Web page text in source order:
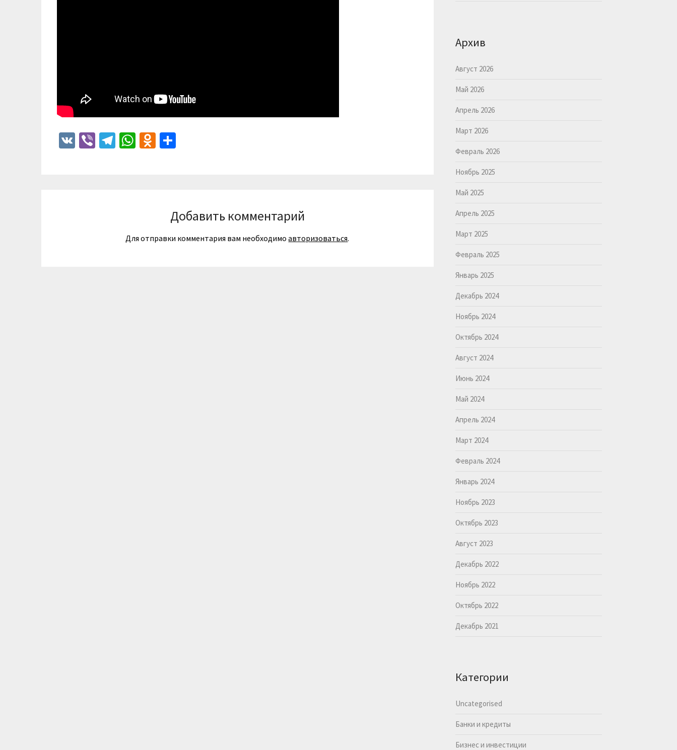
VK ViberTelegram
WhatsApp
Odnoklassniki
Добавить комментарий
Для отправки комментария вам необходимоавторизоваться.
Архив
Август 2026
Май 2026
Апрель 2026
Март 2026
Февраль 2026
Ноябрь 2025
Май 2025
Апрель 2025
Март 2025
Февраль 2025
Январь 2025
Декабрь 2024
Ноябрь 2024
Октябрь 2024
Август 2024
Июнь 2024
Май 2024
Апрель 2024
Март 2024
Февраль 2024
Январь 2024
Ноябрь 2023
Октябрь 2023
Август 2023
Декабрь 2022
Ноябрь 2022
Октябрь 2022
Декабрь 2021
Категории
Uncategorised
Банки и кредиты
Бизнес и инвестиции